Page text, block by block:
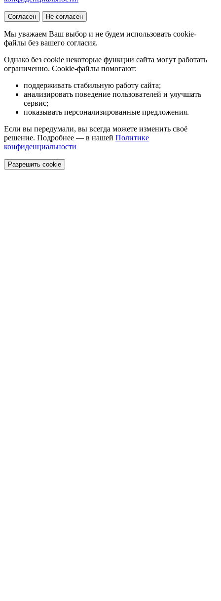
Согласен Не согласен
Мы уважаем Ваш выбор и не будем использовать cookie-
файлы без вашего согласия.
Однако без cookie некоторые функции сайта могут работать
ограниченно. Cookie-файлы помогают:
поддерживать стабильную работу сайта;
анализировать поведение пользователей и улучшать
сервис;
показывать персонализированные предложения.
Если вы передумали, вы всегда можете изменить своё
решение. Подробнее — в нашей Политике
конфиденциальности
Разрешить cookie